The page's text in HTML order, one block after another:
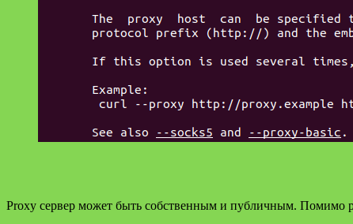
Proxy сервер может быть собственным и публичным. Помимо